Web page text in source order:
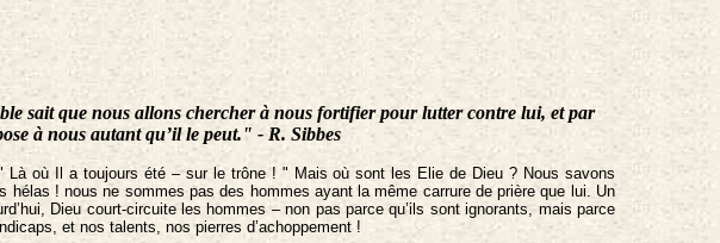
sait que nous allons chercher à nous fortifier pour lutter contre lui, et par
à nous autant qu’il le peut." - R. Sibbes
Là où Il a toujours été – sur le trône ! " Mais où sont les Elie de Dieu ? Nous savons
hélas ! nous ne sommes pas des hommes ayant la même carrure de prière que lui. Un
Dieu court-circuite les hommes – non pas parce qu’ils sont ignorants, mais parce
et nos talents, nos pierres d’achoppement !